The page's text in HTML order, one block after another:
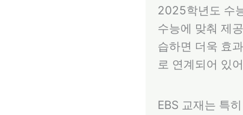
2025학년도 수
수능에 맞춰 제
습하면 더욱 효
로 연계되어 있
EBS 교재는 특